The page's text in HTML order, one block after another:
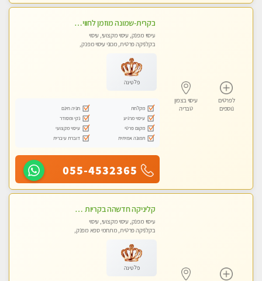
לפרטים
נוספים
עיסוי בצפון
טבריה
בקרית-שמונה מוזמן לחוויה בלתי נשכחת מעסה איכותית מקצועית ומפנקת- ללא מין !!
עיסוי מפנק, עיסוי מקצועי, עיסוי
בקלניקה פרטית, מכוני עיסוי מפנק,
פלטינה
מקלחת
חניה חינם
עיסוי מרגיע
נקי ומסודר
מקום פרטי
עיסוי מקצועי
תמונה אמיתית
דוברת עיברית
055-4532365
קליניקה חדשהה בקריות מעסה איכותית מפנקת ומקצועית מאוד+נשים +זוגות
עיסוי מפנק, עיסוי מקצועי, עיסוי
בקלניקה פרטית, מתחמי ספא מפנק,
לנשים בלבד
פלטינה